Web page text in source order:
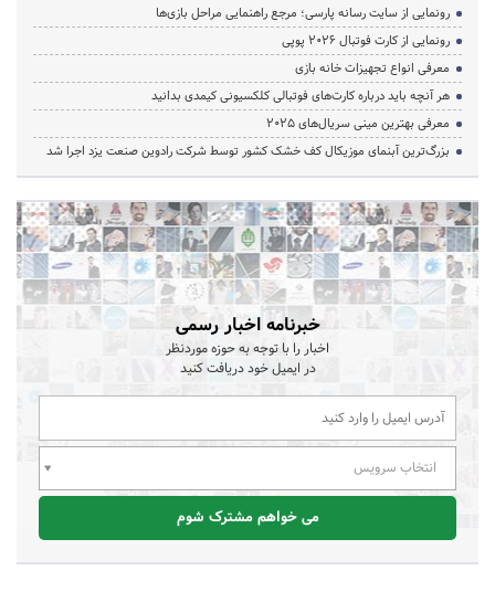
رونمایی از سایت رسانه پارسی؛ مرجع راهنمایی مراحل بازی‌ها
رونمایی از کارت فوتبال ۲۰۲۶ پوپی
معرفی انواع تجهیزات خانه بازی
هر آنچه باید درباره کارت‌های فوتبالی کلکسیونی کیمدی بدانید
معرفی بهترین مینی سریال‌های 2025
بزرگ‌ترین آبنمای موزیکال کف خشک کشور توسط شرکت رادوین صنعت یزد اجرا شد
خبرنامه اخبار رسمی
اخبار را با توجه به حوزه موردنظر
در ایمیل خود دریافت کنید
انتخاب سرویس
می خواهم مشترک شوم